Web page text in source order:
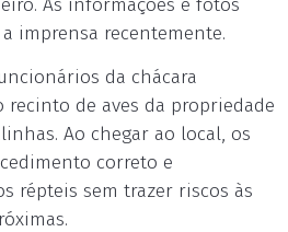
As informações e fotos
imprensa recentemente.
da chácara
recinto de aves da propriedade
Ao chegar ao local, os
correto e
répteis sem trazer riscos às